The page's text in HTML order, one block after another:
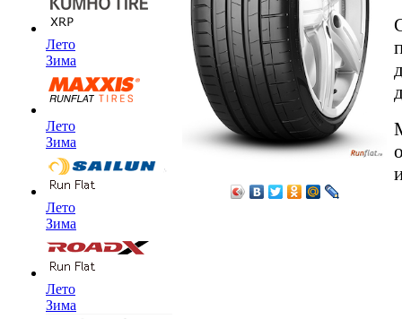
Лето
Зима
Лето
Зима
Лето
Зима
Лето
Зима